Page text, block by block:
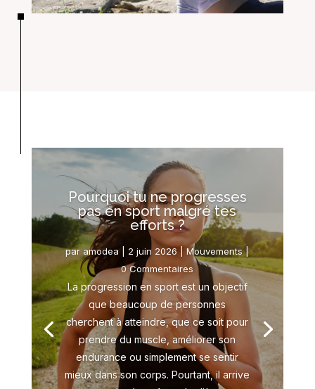
Pourquoi tu ne progresses
pas en sport malgré tes
efforts ?
paramodea 2 juin 2026 |Mouvements|
0 Commentaires
La progression en sport est un objectif
que beaucoup de personnes
cherchent à atteindre, que ce soit pour
prendre du muscle, améliorer son
endurance ou simplement se sentir
mieux dans son corps. Pourtant, il arrive